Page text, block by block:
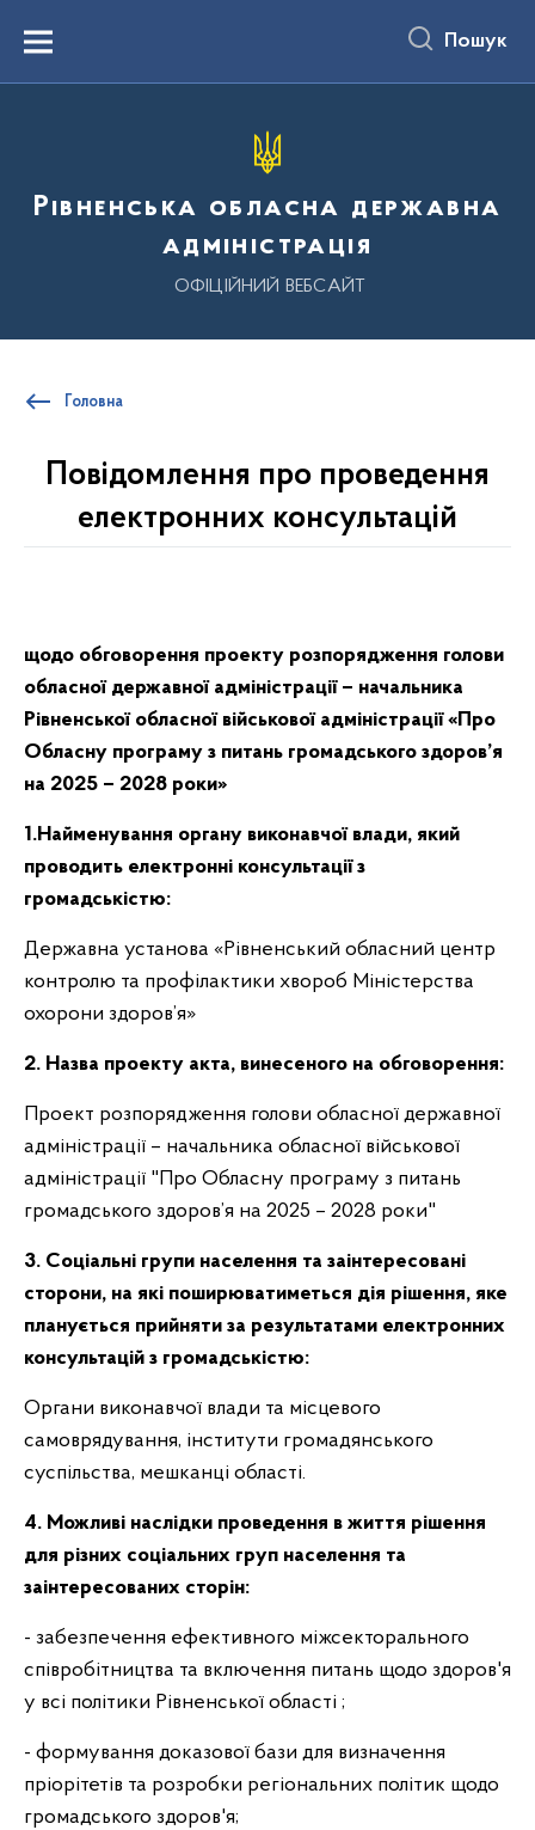
вмістуMenu Пошук
Рівненська обласна державна
адміністрація
ОФІЦІЙНИЙ ВЕБСАЙТ
Головна
Повідомлення про проведення
електронних консультацій
щодо обговорення проекту розпорядження голови
обласної державної адміністрації – начальника
Рівненської обласної військової адміністрації «Про
Обласну програму з питань громадського здоров’я
на 2025 – 2028 роки»
1.Найменування органу виконавчої влади, який
проводить електронні консультації з
громадськістю:
Державна установа «Рівненський обласний центр
контролю та профілактики хвороб Міністерства
охорони здоров’я»
2. Назва проекту акта, винесеного на обговорення:
Проект розпорядження голови обласної державної
адміністрації – начальника обласної військової
адміністрації "Про Обласну програму з питань
громадського здоров’я на 2025 – 2028 роки"
3. Соціальні групи населення та заінтересовані
сторони, на які поширюватиметься дія рішення, яке
планується прийняти за результатами електронних
консультацій з громадськістю:
Органи виконавчої влади та місцевого
самоврядування, інститути громадянського
суспільства, мешканці області.
4. Можливі наслідки проведення в життя рішення
для різних соціальних груп населення та
заінтересованих сторін:
- забезпечення ефективного міжсекторального
співробітництва та включення питань щодо здоров'я
у всі політики Рівненської області ;
- формування доказової бази для визначення
пріорітетів та розробки регіональних політик щодо
громадського здоров'я;